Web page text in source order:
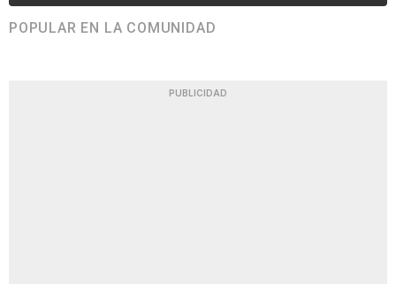
POPULAR EN LA COMUNIDAD
PUBLICIDAD